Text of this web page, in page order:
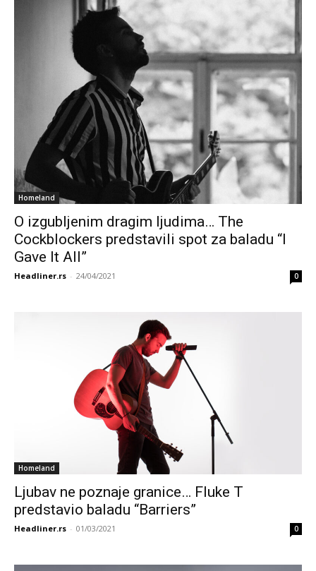
Homeland
O izgubljenim dragim ljudima… The
Cockblockers predstavili spot za baladu “I
Gave It All”
Headliner.rs - 24/04/2021 0
Homeland
Ljubav ne poznaje granice… Fluke T
predstavio baladu “Barriers”
Headliner.rs - 01/03/2021 0